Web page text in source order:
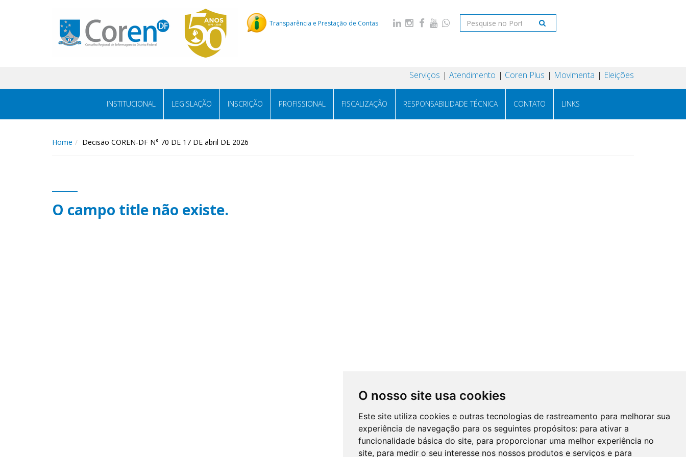
O nosso site usa cookies
Este site utiliza cookies e outras tecnologias de rastreamento para melhorar sua
experiência de navegação para os seguintes propósitos: para ativar a
funcionalidade básica do site, para proporcionar uma melhor experiência no
site, para medir o seu interesse nos nossos produtos e serviços e para
Transparência e Prestação de Contas
Serviços Atendimento Coren Plus Movimenta Eleições
INSTITUCIONAL LEGISLAÇÃO INSCRIÇÃO PROFISSIONAL FISCALIZAÇÃO RESPONSABILIDADE TÉCNICA CONTATO LINKS
Home Decisão COREN-DF N° 70 DE 17 DE abril DE 2026
O campo title não existe.